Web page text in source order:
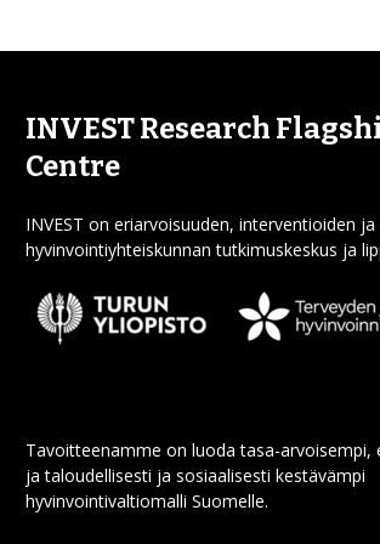
INVEST Research
Centre
INVEST on eriarvoisuuden, interventioiden ja
hyvinvointiyhteiskunnan tutkimuskeskus ja
Tavoitteenamme on luoda tasa-arvoisempi,
ja taloudellisesti ja sosiaalisesti kestävämpi
hyvinvointivaltiomalli Suomelle.